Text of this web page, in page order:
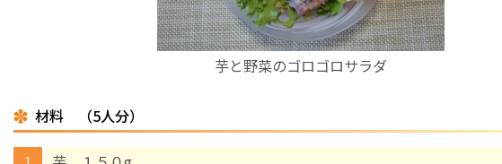
芋と野菜のゴロゴロサラダ
材料 （5人分）
母乳育児
予防接種